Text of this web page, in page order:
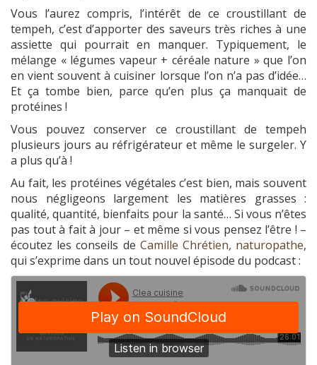
Vous l’aurez compris, l’intérêt de ce croustillant de
tempeh, c’est d’apporter des saveurs très riches à une
assiette qui pourrait en manquer. Typiquement, le
mélange « légumes vapeur + céréale nature » que l’on
en vient souvent à cuisiner lorsque l’on n’a pas d’idée…
Et ça tombe bien, parce qu’en plus ça manquait de
protéines !
Vous pouvez conserver ce croustillant de tempeh
plusieurs jours au réfrigérateur et même le surgeler. Y
a plus qu’à !
Au fait, les protéines végétales c’est bien, mais souvent
nous négligeons largement les matières grasses :
qualité, quantité, bienfaits pour la santé… Si vous n’êtes
pas tout à fait à jour – et même si vous pensez l’être ! –
écoutez les conseils de Camille Chrétien, naturopathe,
qui s’exprime dans un tout nouvel épisode du podcast :